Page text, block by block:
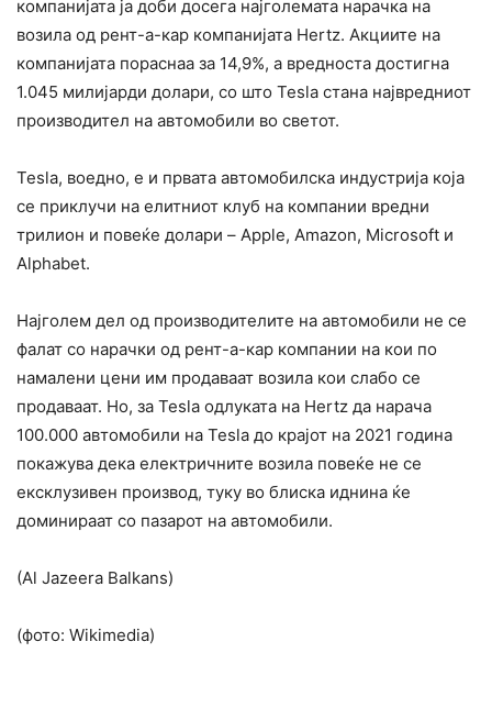
компанијата ја доби досега најголемата нарачка на
возила од рент-а-кар компанијата Hertz. Акциите на
компанијата пораснаа за 14,9%, а вредноста достигна
1.045 милијарди долари, со што Tesla стана највредниот
производител на автомобили во светот.
Tesla, воедно, е и првата автомобилска индустрија која
се приклучи на елитниот клуб на компании вредни
трилион и повеќе долари – Apple, Amazon, Microsoft и
Alphabet.
Најголем дел од производителите на автомобили не се
фалат со нарачки од рент-а-кар компании на кои по
намалени цени им продаваат возила кои слабо се
продаваат. Но, за Teslа одлуката на Hertz да нарача
100.000 автомобили на Teslа до крајот на 2021 година
покажува дека електричните возила повеќе не се
ексклузивен производ, туку во блиска иднина ќе
доминираат со пазарот на автомобили.
(Al Jazeera Balkans)
(фото: Wikimedia)